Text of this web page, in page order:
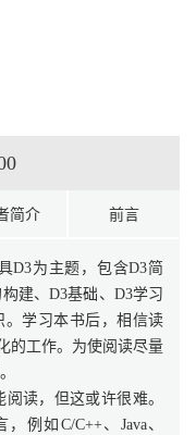
简介 前言
D3为主题，包含D3简
建、D3基础、D3学习
。学习本书后，相信读
的工作。为使阅读尽量
读，但这或许很难。
例如C/C++、Java、